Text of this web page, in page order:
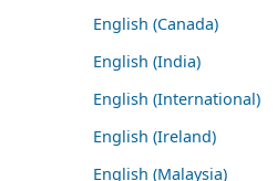
English (Canada)
English (India)
English (International)
English (Ireland)
English (Malaysia)